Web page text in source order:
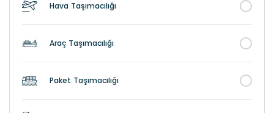
Hava Taşımacılığı
Araç Taşımacılığı
Paket Taşımacılığı